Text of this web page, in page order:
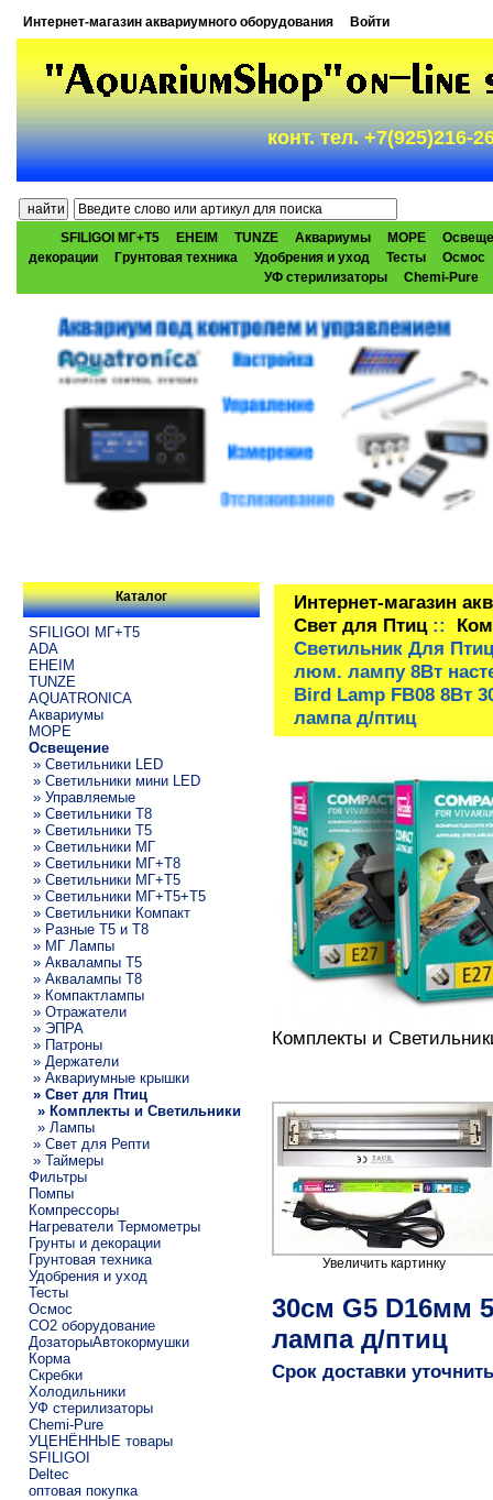
Интернет-магазин аквариумного оборудования Войти
конт. тел. +7(925)216-
SFILIGOI МГ+Т5 EHEIM TUNZE Аквариумы МОРЕ
декорации
Грунтовая техника Удобрения и уход Тесты
Осмос
УФ стерилизаторы
Chemi-Pure
Каталог
SFILIGOI МГ+Т5
ADA
EHEIM
TUNZE
AQUATRONICA
Аквариумы
МОРЕ
Освещение
» Светильники LED
» Светильники мини LED
» Управляемые
» Светильники T8
» Светильники T5
» Светильники МГ
» Светильники МГ+T8
» Светильники МГ+T5
» Светильники МГ+T5+T5
» Светильники Компакт
» Разные T5 и T8
» МГ Лампы
» Аквалампы T5
» Аквалампы T8
» Компактлампы
» Отражатели
» ЭПРА
» Патроны
» Держатели
» Аквариумные крышки
» Свет для Птиц
» Комплекты и Светильники
» Лампы
» Свет для Репти
» Таймеры
Фильтры
Помпы
Компрессоры
Нагреватели Термометры
Грунты и декорации
Грунтовая техника
Удобрения и уход
Тесты
Осмос
CO2 оборудование
ДозаторыАвтокормушки
Корма
Скребки
Холодильники
УФ стерилизаторы
Chemi-Pure
УЦЕНЁННЫЕ товары
SFILIGOI
Deltec
оптовая покупка
Интернет-магазин
Свет для Птиц::
Светильник Для
люм. лампу 8Вт
Bird Lamp FB08 8Вт
лампа д/птиц
Комплекты и
Увеличить картинку
30см G5 D16мм
лампа д/птиц
Срок доставки уточнить